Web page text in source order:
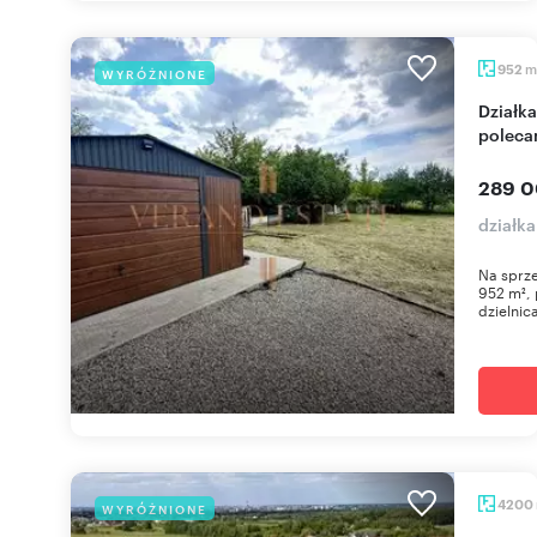
WYRÓŻNIONE 952 m
Działka 952 m² z garażem, altaną i ogrodzeniem -
289
Na
952 m²,
WYRÓŻNIONE 4200